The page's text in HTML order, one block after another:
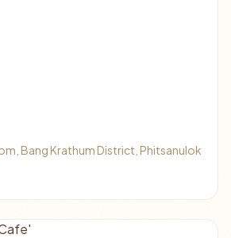
Bang Krathum District, Phitsanulok